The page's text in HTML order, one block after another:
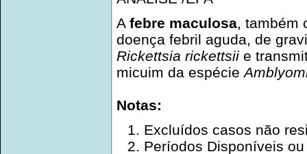
A febre maculosa, também
doença febril aguda, de
Rickettsia rickettsii e
micuim da espécie
Notas:
Excluídos casos não
Períodos Disponíveis